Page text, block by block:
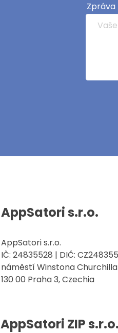
Zpráva
AppSatori s.r.o.
AppSatori s.r.o.
IČ: 24835528 | DIČ:
náměstí Winstona Churchilla
130 00 Praha 3, Czechia
AppSatori ZIP s.r.o.